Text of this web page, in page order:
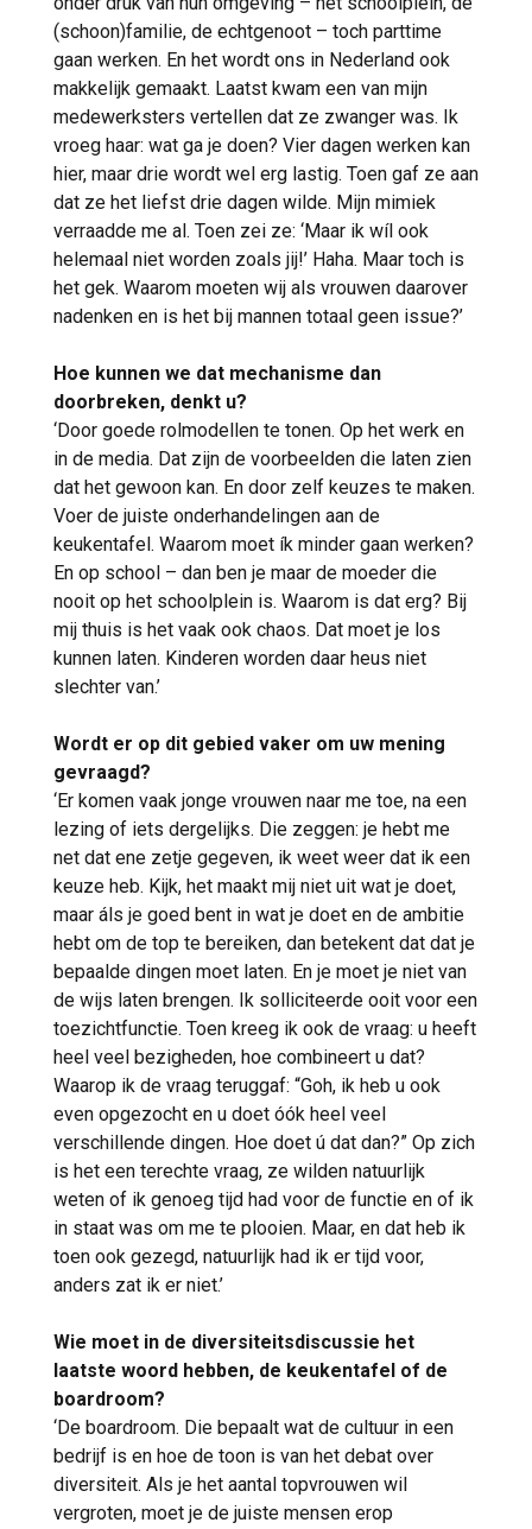
(schoon)familie, de echtgenoot – toch parttime
gaan werken. En het wordt ons in Nederland ook
makkelijk gemaakt. Laatst kwam een van mijn
medewerksters vertellen dat ze zwanger was. Ik
vroeg haar: wat ga je doen? Vier dagen werken kan
hier, maar drie wordt wel erg lastig. Toen gaf ze aan
dat ze het liefst drie dagen wilde. Mijn mimiek
verraadde me al. Toen zei ze: ‘Maar ik wíl ook
helemaal niet worden zoals jij!’ Haha. Maar toch is
het gek. Waarom moeten wij als vrouwen daarover
nadenken en is het bij mannen totaal geen issue?’
Hoe kunnen we dat mechanisme dan
doorbreken, denkt u?
‘Door goede rolmodellen te tonen. Op het werk en
in de media. Dat zijn de voorbeelden die laten zien
dat het gewoon kan. En door zelf keuzes te maken.
Voer de juiste onderhandelingen aan de
keukentafel. Waarom moet ík minder gaan werken?
En op school – dan ben je maar de moeder die
nooit op het schoolplein is. Waarom is dat erg? Bij
mij thuis is het vaak ook chaos. Dat moet je los
kunnen laten. Kinderen worden daar heus niet
slechter van.’
Wordt er op dit gebied vaker om uw mening
gevraagd?
‘Er komen vaak jonge vrouwen naar me toe, na een
lezing of iets dergelijks. Die zeggen: je hebt me
net dat ene zetje gegeven, ik weet weer dat ik een
keuze heb. Kijk, het maakt mij niet uit wat je doet,
maar áls je goed bent in wat je doet en de ambitie
hebt om de top te bereiken, dan betekent dat dat je
bepaalde dingen moet laten. En je moet je niet van
de wijs laten brengen. Ik solliciteerde ooit voor een
toezichtfunctie. Toen kreeg ik ook de vraag: u heeft
heel veel bezigheden, hoe combineert u dat?
Waarop ik de vraag teruggaf: “Goh, ik heb u ook
even opgezocht en u doet óók heel veel
verschillende dingen. Hoe doet ú dat dan?” Op zich
is het een terechte vraag, ze wilden natuurlijk
weten of ik genoeg tijd had voor de functie en of ik
in staat was om me te plooien. Maar, en dat heb ik
toen ook gezegd, natuurlijk had ik er tijd voor,
anders zat ik er niet.’
Wie moet in de diversiteitsdiscussie het
laatste woord hebben, de keukentafel of de
boardroom?
‘De boardroom. Die bepaalt wat de cultuur in een
bedrijf is en hoe de toon is van het debat over
diversiteit. Als je het aantal topvrouwen wil
vergroten, moet je de juiste mensen erop